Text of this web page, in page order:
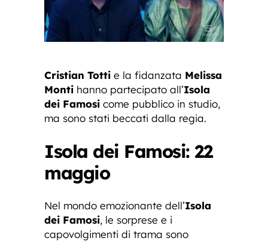
Cristian Totti e la fidanzata Melissa
Monti hanno partecipato all’Isola
dei Famosi come pubblico in studio,
ma sono stati beccati dalla regia.
Isola dei Famosi: 22
maggio
Nel mondo emozionante dell’Isola
dei Famosi, le sorprese e i
capovolgimenti di trama sono